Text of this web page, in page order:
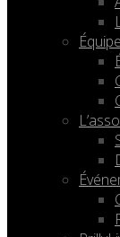
Équipe